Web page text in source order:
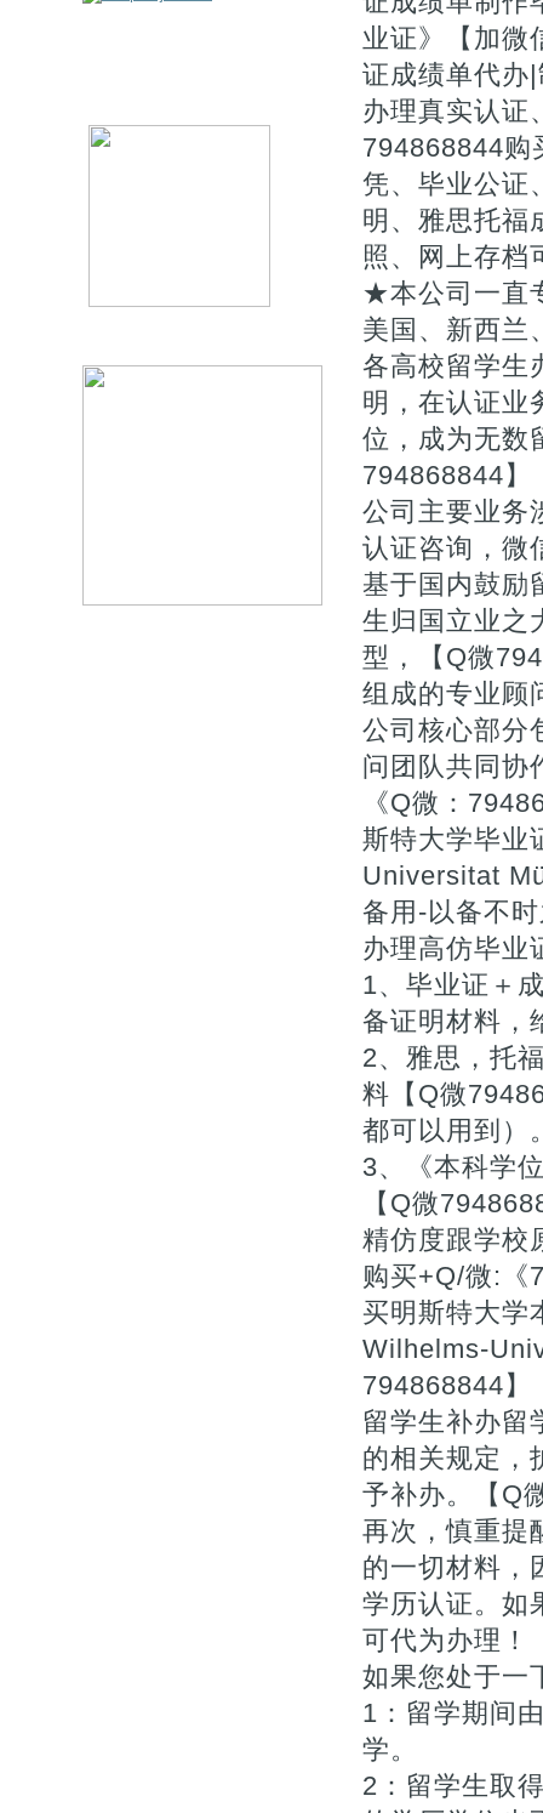
业证》【加微
证成绩单代办
办理真实认证
794868844购
凭、毕业公证
明、雅思托福
照、网上存档
★本公司一直
美国、新西兰
各高校留学生
明，在认证业
位，成为无数
794868844】
公司主要业务
认证咨询，微
基于国内鼓励
生归国立业之
型，【Q微
组成的专业顾
公司核心部分
问团队共同协
《Q微：
斯特大学毕业
Universitat
备用-以备不
办理高仿毕业
1、毕业证＋
备证明材料，
2、雅思，托
料【Q微
都可以用到）
3、《本科学
【Q微
精仿度跟学校
购买+Q/微:《
买明斯特大学
Wilhelms-
794868844】
留学生补办留
的相关规定，
予补办。【Q
再次，慎重提
的一切材料，
学历认证。如
可代为办理！
如果您处于一
1：留学期间
学。
2：留学生取